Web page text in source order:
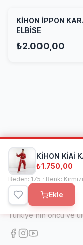
KİHON İPPON
ELBİSE
₺2.000,00
KİHON KİAİ
₺1.750,00
Beden: 175 · Renk: Kırmızı
Ekle
Kihon Spor
1998'den beri dövüş
Türkiye'nin öncü ve